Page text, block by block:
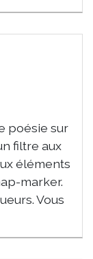
poésie sur
filtre aux
éléments
marker.
Vous